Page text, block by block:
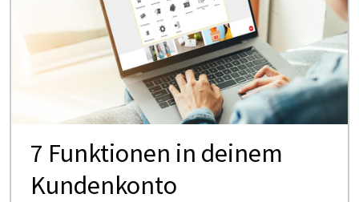
7 Funktionen in deinem
Kundenkonto